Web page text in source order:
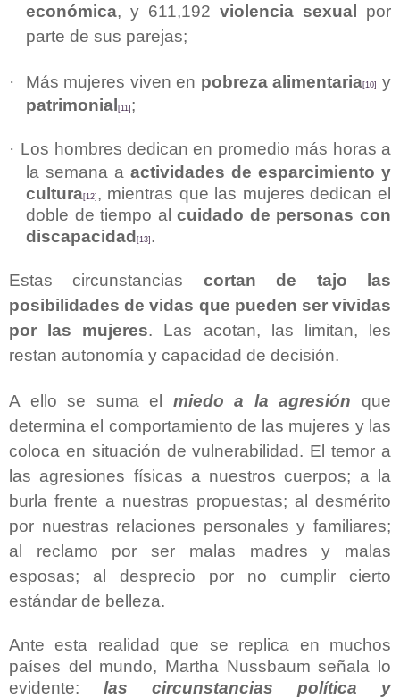
económica, y 611,192 violencia sexual por
parte de sus parejas;
· Más mujeres viven en pobreza alimentaria[10]
y
patrimonial [11] ;
· Los hombres dedican en promedio más horas a
la semana a actividades de esparcimiento y
cultura[12] , mientras que las mujeres dedican el
doble de tiempo alcuidado de personas con
discapacidad [13] .
Estas circunstancias cortan de tajo las
posibilidades de vidas que pueden ser vividas
por las mujeres. Las acotan, las limitan, les
restan autonomía y capacidad de decisión.
A ello se suma el miedo a la agresión que
determina el comportamiento de las mujeres y las
coloca en situación de vulnerabilidad. El temor a
las agresiones físicas a nuestros cuerpos; a la
burla frente a nuestras propuestas; al desmérito
por nuestras relaciones personales y familiares;
al reclamo por ser malas madres y malas
esposas; al desprecio por no cumplir cierto
estándar de belleza.
Ante esta realidad que se replica en muchos
países del mundo, Martha Nussbaum señala lo
evidente: las circunstancias política y